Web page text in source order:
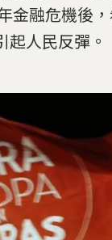
金融危機後
起人民反彈。